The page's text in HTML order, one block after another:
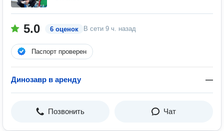
5.0 6 оценок В сети 9 ч. назад
Паспорт проверен
Динозавр в аренду —
Позвонить Чат